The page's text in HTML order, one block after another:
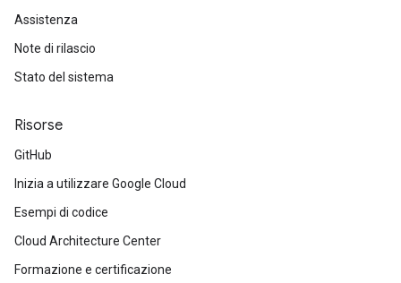
Assistenza
Note di rilascio
Stato del sistema
Risorse
GitHub
Inizia a utilizzare Google Cloud
Esempi di codice
Cloud Architecture Center
Formazione e certificazione